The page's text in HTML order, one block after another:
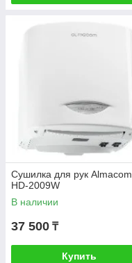
Сушилка для рук Almacom
HD-2009W
В наличии
37 500 ₸
Купить